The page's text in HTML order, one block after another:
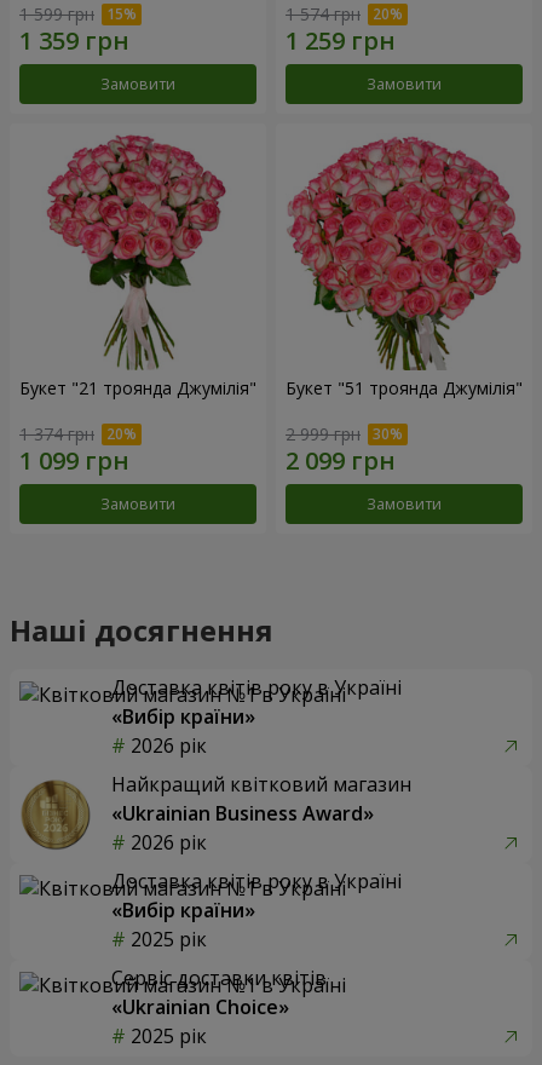
1 599 грн
Замовити
1 574 грн
Замовити
Букет "21 троянда Джумілія"
1 374 грн
Замовити
Букет "51 троянда Джумілія"
2 999 грн
Замовити
Наші досягнення
Доставка квітів року в Україні
«Вибір країни»
2026 рік
Найкращий квітковий магазин
«Ukrainian Business Award»
2026 рік
Доставка квітів року в Україні
«Вибір країни»
2025 рік
Сервіс доставки квітів
«Ukrainian Choice»
2025 рік